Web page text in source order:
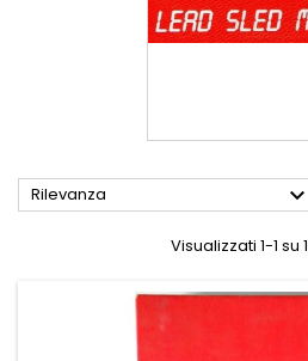
Rilevanza 
Visualizzati 1-1 su